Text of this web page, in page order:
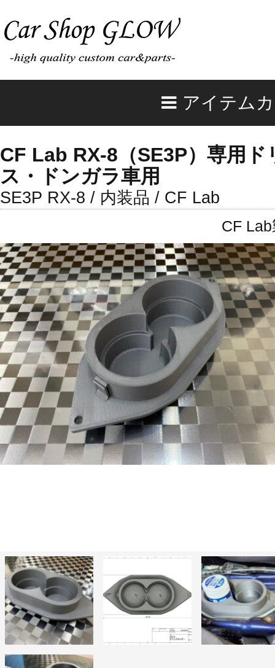
アイテム
CF Lab RX-8（SE3P）専用
ス・ドンガラ車用
SE3P RX-8 / 内装品 / CF Lab
CF